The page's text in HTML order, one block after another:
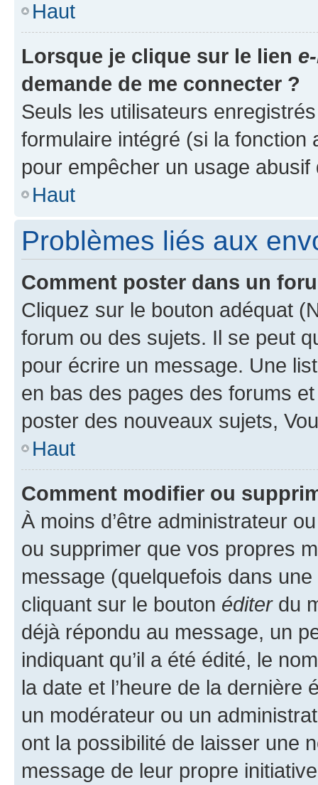
Haut
Lorsque je clique sur le lien
demande de me connecter ?
Seuls les utilisateurs
formulaire intégré (si la fonction
pour empêcher un usage
Haut
Problèmes liés aux
Comment poster dans un
Cliquez sur le bouton adéquat
forum ou des sujets. Il se peut
pour écrire un message. Une
en bas des pages des forums
poster des nouveaux sujets,
Haut
Comment modifier ou
À moins d’être administrateur
ou supprimer que vos propres
message (quelquefois dans
cliquant sur le bouton éditerdu
déjà répondu au message, un
indiquant qu’il a été édité, le
la date et l’heure de la dernière
un modérateur ou un
ont la possibilité de laisser une
message de leur propre